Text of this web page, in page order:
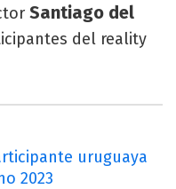
Santiago del
del reality
uruguaya
2023